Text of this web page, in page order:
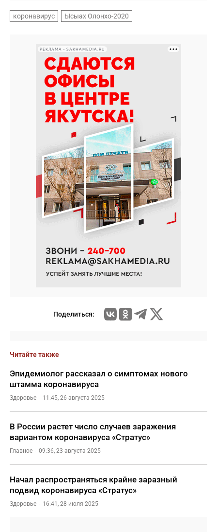
коронавирус Ысыах Олонхо-2020
РЕКЛАМА • SAKHAMEDIA.RU
Поделиться:
Читайте также
Эпидемиолог рассказал о симптомах нового
штамма коронавируса
Здоровье 11:45, 26 августа 2025
В России растет число случаев заражения
вариантом коронавируса «Стратус»
Главное 09:36, 23 августа 2025
Начал распространяться крайне заразный
подвид коронавируса «Стратус»
Здоровье 16:41, 28 июля 2025